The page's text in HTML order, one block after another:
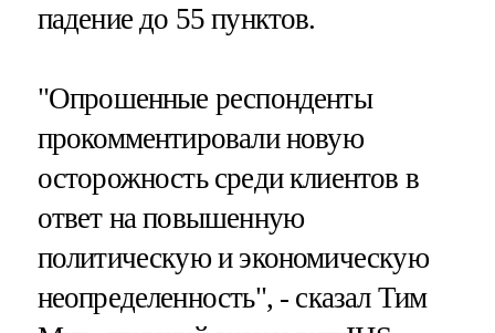
падение до 55 пунктов.
"Опрошенные респонденты
прокомментировали новую
осторожность среди клиентов в
ответ на повышенную
политическую и экономическую
неопределенность", - сказал Тим